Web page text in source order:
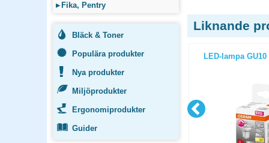
▸ Fika, Pentry
Bläck & Toner
Populära produkter
Nya produkter
Miljöprodukter
Ergonomiprodukter
Guider
Liknande
Glödlampa Ljusstake LED E10 10-
LED-lampa